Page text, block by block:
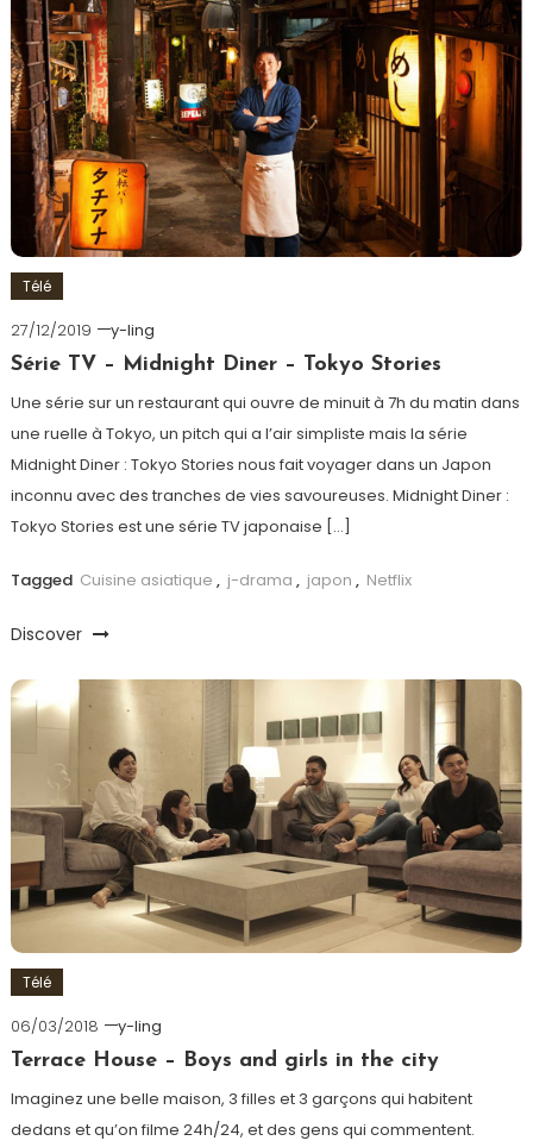
Télé
27/12/2019
y-ling
Série TV – Midnight Diner – Tokyo Stories
Une série sur un restaurant qui ouvre de minuit à 7h du matin dans
une ruelle à Tokyo, un pitch qui a l’air simpliste mais la série
Midnight Diner : Tokyo Stories nous fait voyager dans un Japon
inconnu avec des tranches de vies savoureuses. Midnight Diner :
Tokyo Stories est une série TV japonaise […]
Tagged Cuisine asiatique , j-drama , japon , Netflix
Discover
Télé
06/03/2018
y-ling
Terrace House – Boys and girls in the city
Imaginez une belle maison, 3 filles et 3 garçons qui habitent
dedans et qu’on filme 24h/24, et des gens qui commentent.